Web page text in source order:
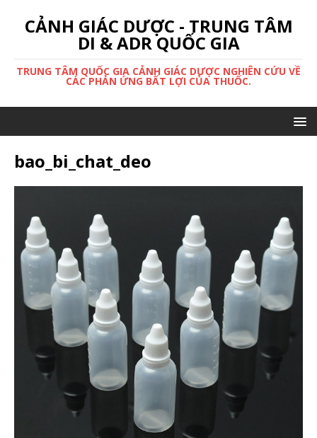
CẢNH GIÁC DƯỢC - TRUNG TÂM
DI & ADR QUỐC GIA
TRUNG TÂM QUỐC GIA CẢNH GIÁC DƯỢC NGHIÊN CỨU VỀ
CÁC PHẢN ỨNG BẤT LỢI CỦA THUỐC.
bao_bi_chat_deo